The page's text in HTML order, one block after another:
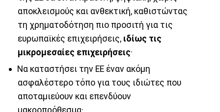
αποκλεισμούς και ανθεκτική, καθιστώντας
τη χρηματοδότηση πιο προσιτή για τις
ευρωπαϊκές επιχειρήσεις, ιδίως τις
μικρομεσαίες επιχειρήσεις·
Να καταστήσει την ΕΕ έναν ακόμη
ασφαλέστερο τόπο για τους ιδιώτες που
αποταμιεύουν και επενδύουν